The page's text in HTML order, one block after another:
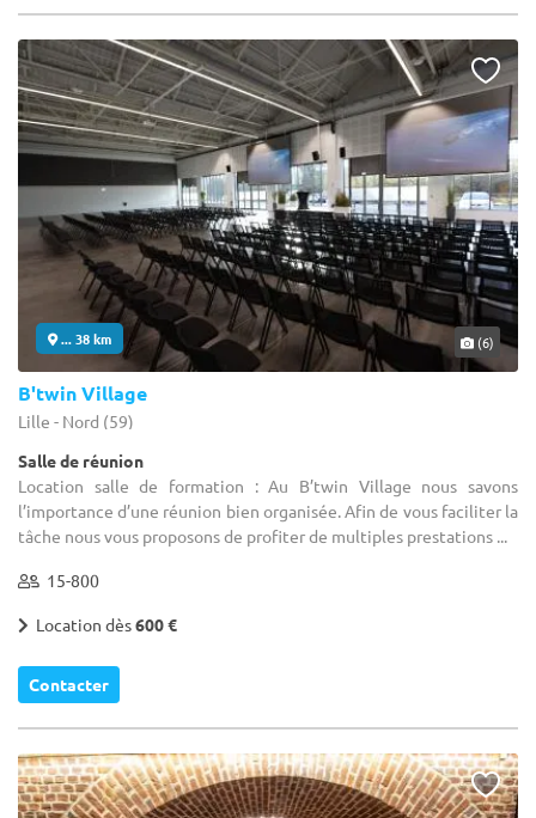
... 38 km (6)
B'twin Village
Lille - Nord (59)
Salle de réunion
Location salle de formation : Au B’twin Village nous savons
l’importance d’une réunion bien organisée. Afin de vous faciliter la
tâche nous vous proposons de profiter de multiples prestations ...
15-800
Location dès600 €
Contacter